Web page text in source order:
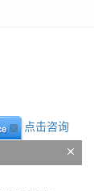
点击咨询